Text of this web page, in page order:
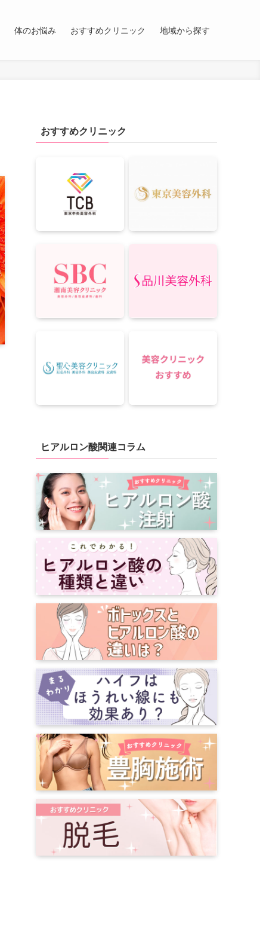
体のお悩み おすすめクリニック 地域から探す
おすすめクリニック
ヒアルロン酸関連コラム